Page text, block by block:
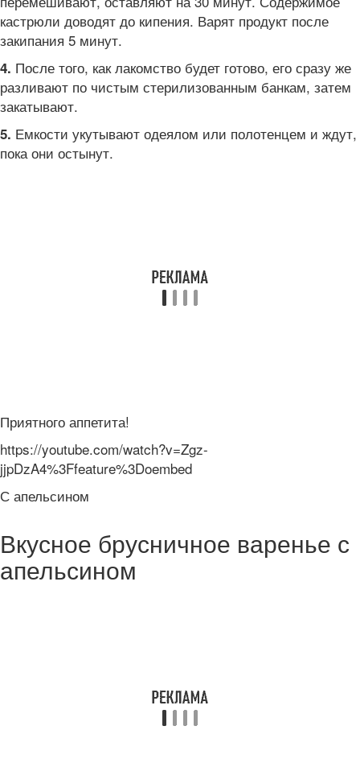
кастрюли доводят до кипения. Варят продукт после
закипания 5 минут.
4. После того, как лакомство будет готово, его сразу же
разливают по чистым стерилизованным банкам, затем
закатывают.
5. Емкости укутывают одеялом или полотенцем и ждут,
пока они остынут.
Приятного аппетита!
https://youtube.com/watch?v=Zgz-
jjpDzA4%3Ffeature%3Doembed
С апельсином
Вкусное брусничное варенье с
апельсином